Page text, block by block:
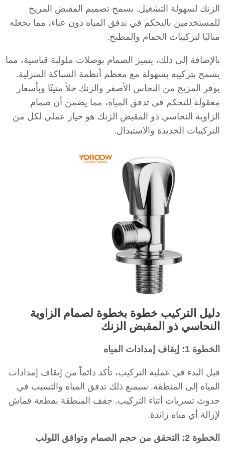
الزنك لسهولة التشغيل. يسمح تصميم المقبض المريح
للمستخدمين بالتحكم في تدفق المياه دون عناء، مما يجعله
مثاليًا لتركيبات الحمام والمطبخ.
بالإضافة إلى ذلك، يتميز الصمام بوصلات ملولبة قياسية، مما
يسمح بتركيبه بسهولة مع معظم أنظمة السباكة المنزلية.
يوفر المزيج من النحاس الأصفر والزنك حلاً متينًا وبأسعار
معقولة للتحكم في تدفق المياه، مما يضمن أن صمام
الزاوية النحاسي ذو المقبض الزنك هو خيار عملي لكل من
التركيبات الجديدة والاستبدال.
دليل التركيب خطوة بخطوة لصمام الزاوية
النحاسي ذو المقبض الزنك
الخطوة 1: إيقاف إمدادات المياه
قبل البدء في عملية التركيب، تأكد دائماً من إيقاف إمدادات
المياه إلى المنطقة. سيمنع ذلك تدفق المياه والتسبب في
حدوث تسربات أثناء التركيب. جفف المنطقة بقطعة قماش
لإزالة أي مياه زائدة.
الخطوة 2: التحقق من حجم الصمام وتوافق اللولب